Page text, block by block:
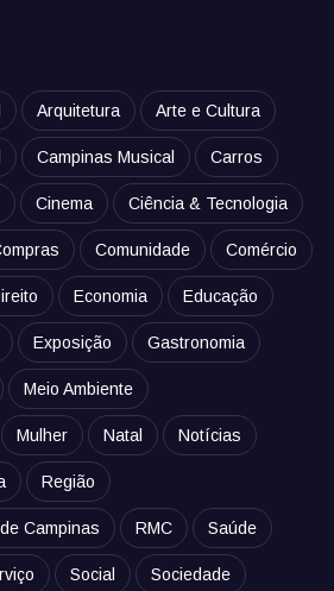
Arquitetura Arte e Cultura
Campinas Musical Carros
Cinema Ciência & Tecnologia
Comunidade Comércio
Economia Educação
Exposição Gastronomia
Meio Ambiente
Mulher Natal Notícias
Região
Campinas RMC Saúde
Social Sociedade